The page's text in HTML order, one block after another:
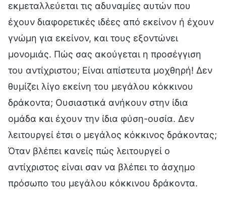
εκμεταλλεύεται τις αδυναμίες αυτών που
έχουν διαφορετικές ιδέες από εκείνον ή έχουν
γνώμη για εκείνον, και τους εξοντώνει
μονομιάς. Πώς σας ακούγεται η προσέγγιση
του αντίχριστου; Είναι απίστευτα μοχθηρή! Δεν
θυμίζει λίγο εκείνη του μεγάλου κόκκινου
δράκοντα; Ουσιαστικά ανήκουν στην ίδια
ομάδα και έχουν την ίδια φύση-ουσία. Δεν
λειτουργεί έτσι ο μεγάλος κόκκινος δράκοντας;
Όταν βλέπει κανείς πώς λειτουργεί ο
αντίχριστος είναι σαν να βλέπει το άσχημο
πρόσωπο του μεγάλου κόκκινου δράκοντα.